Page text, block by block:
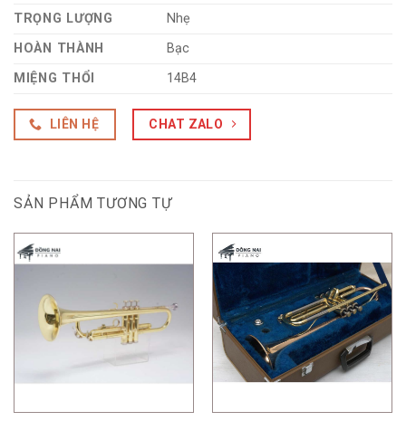
TRỌNG LƯỢNG
Nhẹ
HOÀN THÀNH
Bạc
MIỆNG THỔI
14B4
LIÊN HỆ CHAT ZALO
SẢN PHẨM TƯƠNG TỰ